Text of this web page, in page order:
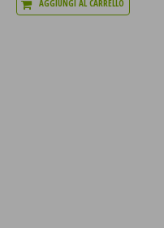
AGGIUNGI AL CARRELLO